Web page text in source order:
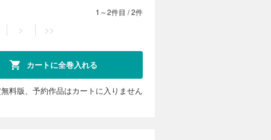
1～2件目 /2件
> >>
カートに全巻入れる
料版、予約作品はカートに入りません